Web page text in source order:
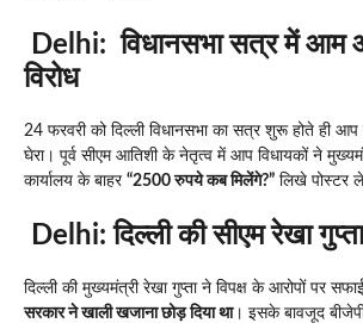
Delhi: विधानसभा सत्र में आम
विरोध
24 फरवरी को दिल्ली विधानसभा का सत्र शुरू होते ही आप
घेरा। पूर्व सीएम आतिशी के नेतृत्व में आप विधायकों ने
कार्यालय के बाहर “2500 रुपये कब मिलेंगे?” लिखे पोस्टर
Delhi:दिल्ली की सीएम रेखा
दिल्ली की मुख्यमंत्री रेखा गुप्ता ने विपक्ष के आरोपों पर
सरकार ने खाली खजाना छोड़ दिया था। इसके बावजूद